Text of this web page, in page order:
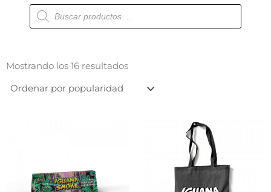
Búsqueda
de
productos
Mostrando los 16 resultadospor